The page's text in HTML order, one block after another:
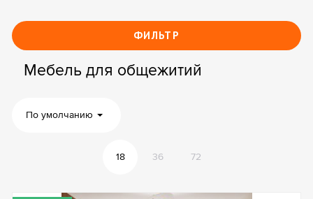
ФИЛЬТР
Мебель для общежитий
По умолчанию
18 36 72